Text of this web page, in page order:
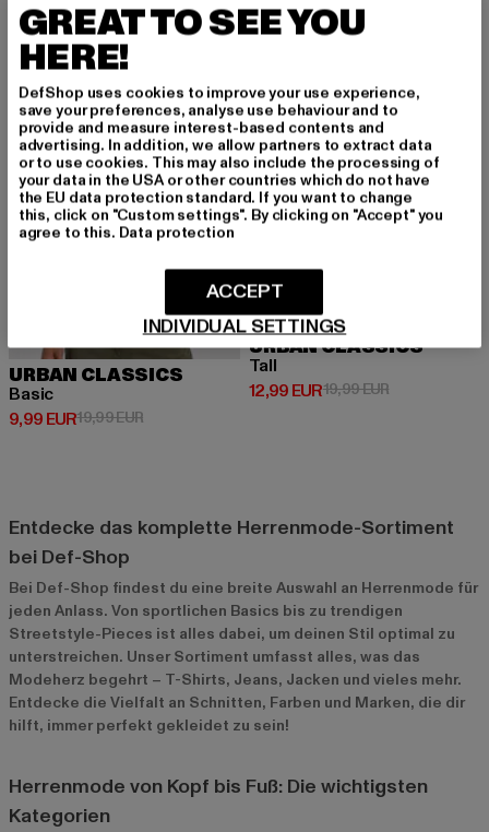
NEU -50%
URBAN CLASSICS
Basic
9,99 EUR
Derzeitiger Preis: 9,99 EUR
19,99 EURAktionspreis: 19,99 EUR
URBAN CLASSICS
Tall
12,99 EUR
Derzeitiger Preis: 12,99 EUR
19,99 EURAktionspreis:
Entdecke das komplette Herrenmode-Sortiment
bei Def-Shop
Bei Def-Shop findest du eine breite Auswahl an Herrenmode für
jeden Anlass. Von sportlichen Basics bis zu trendigen
Streetstyle-Pieces ist alles dabei, um deinen Stil optimal zu
unterstreichen. Unser Sortiment umfasst alles, was das
Modeherz begehrt – T-Shirts, Jeans, Jacken und vieles mehr.
Entdecke die Vielfalt an Schnitten, Farben und Marken, die dir
hilft, immer perfekt gekleidet zu sein!
Herrenmode von Kopf bis Fuß: Die wichtigsten
Kategorien
GREAT TO SEE YOU
HERE!
DefShop uses cookies to improve your use experience,
save your preferences, analyse use behaviour and to
provide and measure interest-based contents and
advertising. In addition, we allow partners to extract data
or to use cookies. This may also include the processing of
your data in the USA or other countries which do not have
the EU data protection standard. If you want to change
this, click on "Custom settings". By clicking on "Accept" you
agree to this. Data protection
INDIVIDUAL SETTINGS
ACCEPT